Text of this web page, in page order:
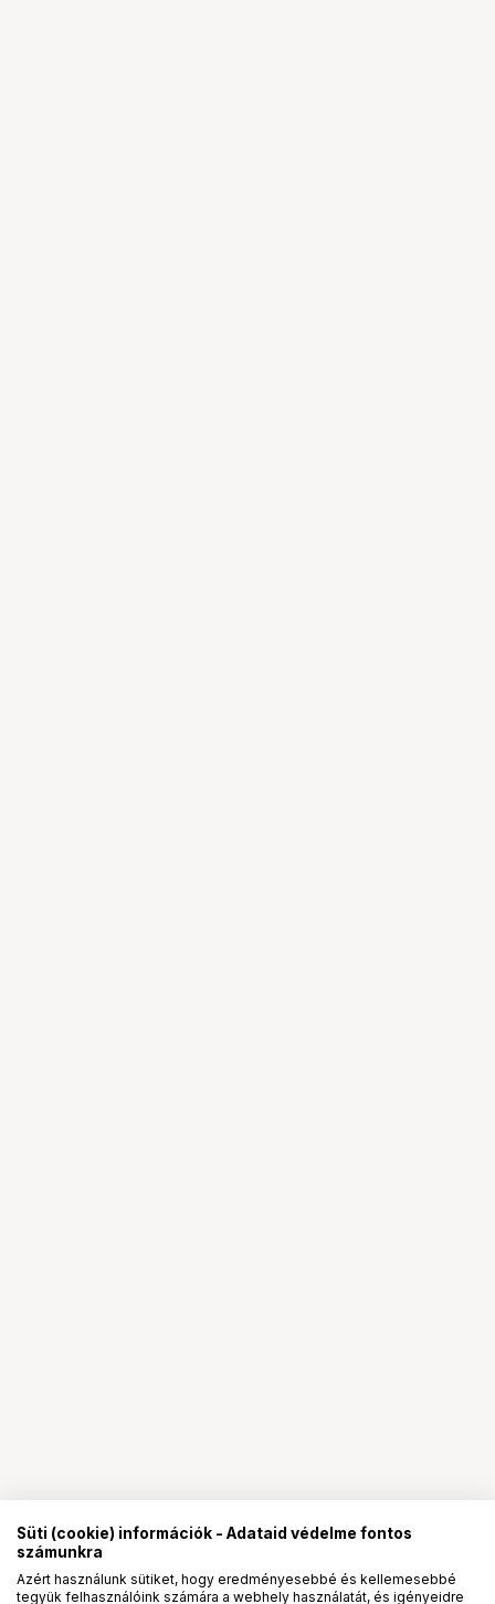
Süti (cookie) információk - Adataid védelme fontos
számunkra
Azért használunk sütiket, hogy eredményesebbé és kellemesebbé
tegyük felhasználóink számára a webhely használatát, és igényeidre